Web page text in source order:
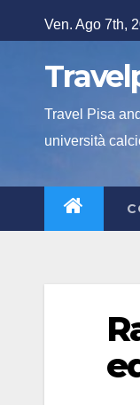
al
contenuto
Ven. Ago 7th,
Travel Pisa
università